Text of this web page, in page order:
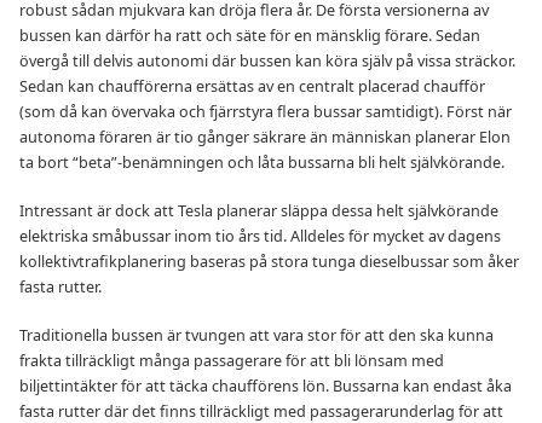
robust sådan mjukvara kan dröja flera år. De första versionerna av
bussen kan därför ha ratt och säte för en mänsklig förare. Sedan
övergå till delvis autonomi där bussen kan köra själv på vissa sträckor.
Sedan kan chaufförerna ersättas av en centralt placerad chaufför
(som då kan övervaka och fjärrstyra flera bussar samtidigt). Först när
autonoma föraren är tio gånger säkrare än människan planerar Elon
ta bort “beta”-benämningen och låta bussarna bli helt självkörande.
Intressant är dock att Tesla planerar släppa dessa helt självkörande
elektriska småbussar inom tio års tid. Alldeles för mycket av dagens
kollektivtrafikplanering baseras på stora tunga dieselbussar som åker
fasta rutter.
Traditionella bussen är tvungen att vara stor för att den ska kunna
frakta tillräckligt många passagerare för att bli lönsam med
biljettintäkter för att täcka chaufförens lön. Bussarna kan endast åka
fasta rutter där det finns tillräckligt med passagerarunderlag för att